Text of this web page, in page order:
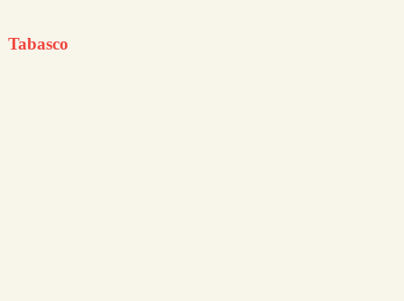
Tabasco